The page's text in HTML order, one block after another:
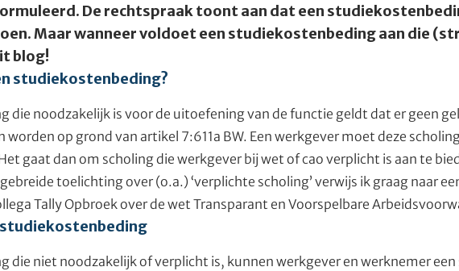
De rechtspraak toont aan dat een
Maar wanneer voldoet een studiekostenbeding aan die
blog!
studiekostenbeding?
die noodzakelijk is voor de uitoefening van de functie geldt dat er geen
worden op grond van artikel 7:611a BW. Een werkgever moet deze
gaat dan om scholing die werkgever bij wet of cao verplicht is aan te
toelichting over (o.a.) ‘verplichte scholing’ verwijs ik graag naar
Tally Opbroek over de wet Transparant en Voorspelbare
die niet noodzakelijk of verplicht is, kunnen werkgever en werknemer